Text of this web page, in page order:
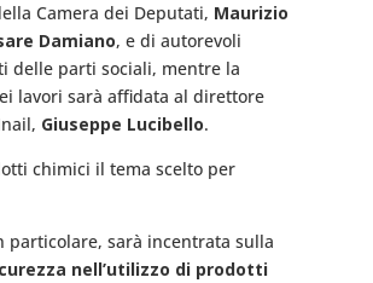
Camera dei Deputati, Maurizio
Damiano, e di autorevoli
delle parti sociali, mentre la
lavori sarà affidata al direttore
Giuseppe Lucibello.
chimici il tema scelto per
particolare, sarà incentrata sulla
nell’utilizzo di prodotti